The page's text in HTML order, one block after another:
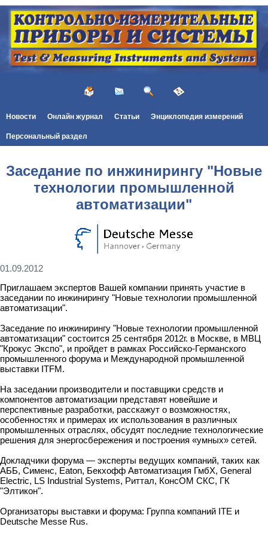
Новости Онлайн журнал Статьи Энциклопедия измерений
Персональный раздел
Заседание по инжинирингу "Новые
технологии промышленной
автоматизации"
01.09.2012
Приглашаем экспертов Вашей компании принять участие в
заседании по инжинирингу "Новые технологии промышленной
автоматизации".
Заседание по инжинирингу "Новые технологии промышленной
автоматизации" состоится 25 сентября 2012г. в Москве, в МВЦ
"Крокус Экспо", и пройдет в рамках Российско-Германского
промышленного форума и Международной промышленной
выставки ITFM.
На заседании производители и поставщики средств и
компонентов автоматизации представят новейшие и
перспективные разработки, расскажут о возможностях,
особенностях и примерах их использования в различных
промышленных отраслях, обсудят последние технологические
решения для энергосбережения и построения «умных» сетей.
Докладчики форума — эксперты ведущих компаний, таких как
АББ, Сименс, Eaton, Бекхофф Автоматизация ГмбХ, General
Electric, LS Industrial Systems, Риттал, КонсОМ СКС, ГК
"Элтикон".
Организаторы выставки и форума: Группа компаний ITE и
Deutsche Messe Rus.